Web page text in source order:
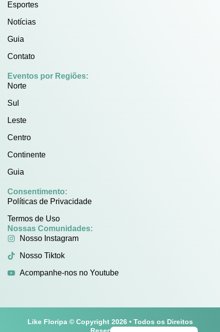
Esportes
Notícias
Guia
Contato
Eventos por Regiões:
Norte
Sul
Leste
Centro
Continente
Guia
Consentimento:
Políticas de Privacidade
Termos de Uso
Nossas Comunidades:
Nosso Instagram
Nosso Tiktok
Acompanhe-nos no Youtube
Like Floripa © Copyright 2026 • Todos os Direitos
English